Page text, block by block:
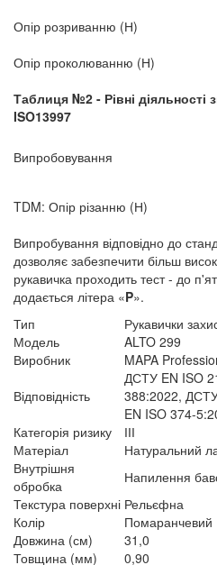
Опір розриванню (Н)
Опір проколюванню (Н)
Таблиця №2 - Рівні діяльності
ISO13997
Випробовування
TDM: Опір різанню (Н)
Випробування відповідно до
дозволяє забезпечити більш
рукавичка проходить тест - до
додається літера «P».
Тип
Рукавички
Модель
ALTO 299
Виробник
MAPA
Відповідність
ДСТУ EN ISO
388:2022,
EN ISO 374-
Категорія ризику
ІІІ
Матеріал
Натуральний
Внутрішня
обробка
Напилення
Текстура поверхні Рельєфна
Колір
Помаранчевий
Довжина (см)
31,0
Товщина (мм)
0,90